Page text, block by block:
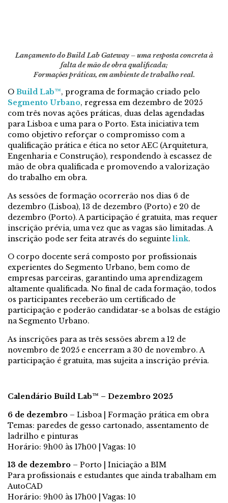
Lançamento do Build Lab Gateway – uma resposta concreta à
falta de mão de obra qualificada;
Formações práticas, em ambiente de trabalho real.
O Build Lab™️, programa de formação criado pelo
Segmento Urbano, regressa em dezembro de 2025
com três novas ações práticas, duas delas agendadas
para Lisboa e uma para o Porto. Esta iniciativa tem
como objetivo reforçar o compromisso com a
qualificação prática e ética no setor AEC (Arquitetura,
Engenharia e Construção), respondendo à escassez de
mão de obra qualificada e promovendo a valorização
do trabalho em obra.
As sessões de formação ocorrerão nos dias 6 de
dezembro (Lisboa), 13 de dezembro (Porto) e 20 de
dezembro (Porto). A participação é gratuita, mas requer
inscrição prévia, uma vez que as vagas são limitadas. A
inscrição pode ser feita através do seguintelink.
O corpo docente será composto por profissionais
experientes do Segmento Urbano, bem como de
empresas parceiras, garantindo uma aprendizagem
altamente qualificada. No final de cada formação, todos
os participantes receberão um certificado de
participação e poderão candidatar-se a bolsas de estágio
na Segmento Urbano.
As inscrições para as três sessões abrem a 12 de
novembro de 2025 e encerram a 30 de novembro. A
participação é gratuita, mas sujeita a inscrição prévia.
Calendário Build Lab™️ – Dezembro 2025
6 de dezembro – Lisboa | Formação prática em obra
Temas: paredes de gesso cartonado, assentamento de
ladrilho e pinturas
Horário: 9h00 às 17h00 | Vagas: 10
13 de dezembro – Porto | Iniciação a BIM
Para profissionais e estudantes que ainda trabalham em
AutoCAD
Horário: 9h00 às 17h00 | Vagas: 10